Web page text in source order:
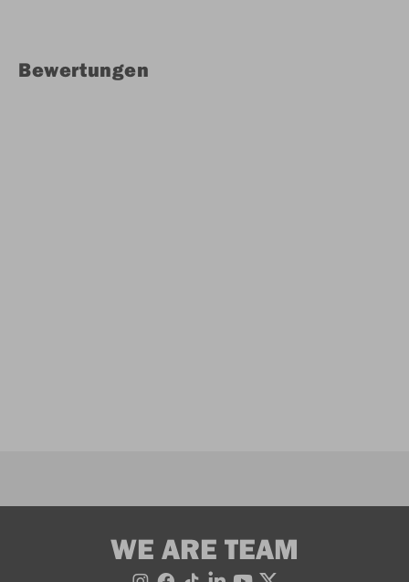
Bewertungen
WE ARE TEAM